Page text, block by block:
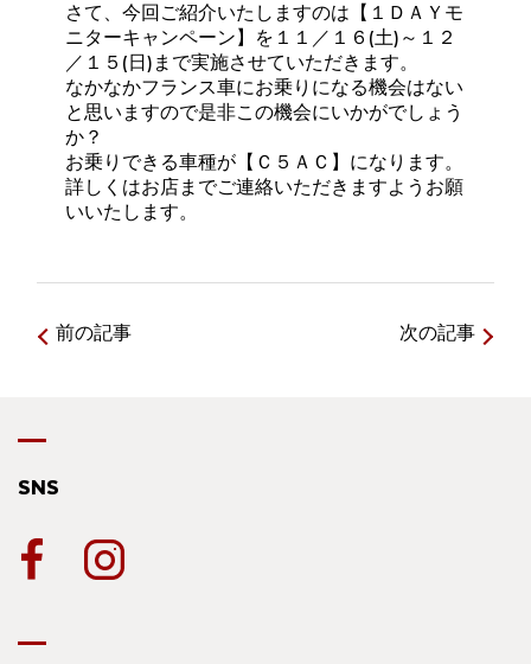
さて、今回ご紹介いたしますのは【１ＤＡＹモ
ニターキャンペーン】を１１／１６(土)～１２
／１５(日)まで実施させていただきます。
なかなかフランス車にお乗りになる機会はない
と思いますので是非この機会にいかがでしょう
か？
お乗りできる車種が【Ｃ５ＡＣ】になります。
詳しくはお店までご連絡いただきますようお願
いいたします。
前の記事 次の記事
SNS